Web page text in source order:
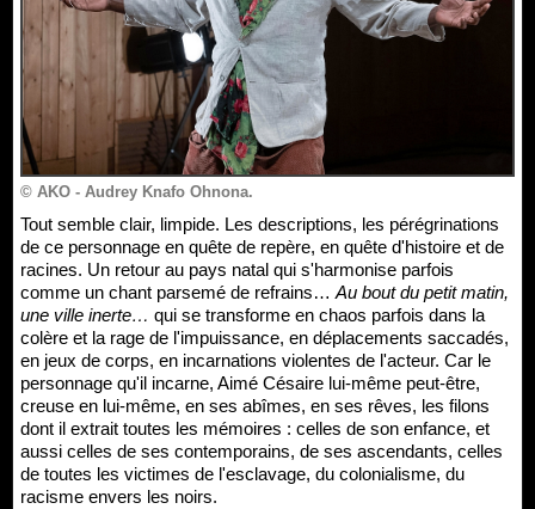
© AKO - Audrey Knafo Ohnona.
Tout semble clair, limpide. Les descriptions, les pérégrinations
de ce personnage en quête de repère, en quête d'histoire et de
racines. Un retour au pays natal qui s'harmonise parfois
comme un chant parsemé de refrains… Au bout du petit matin,
une ville inerte… qui se transforme en chaos parfois dans la
colère et la rage de l'impuissance, en déplacements saccadés,
en jeux de corps, en incarnations violentes de l'acteur. Car le
personnage qu'il incarne, Aimé Césaire lui-même peut-être,
creuse en lui-même, en ses abîmes, en ses rêves, les filons
dont il extrait toutes les mémoires : celles de son enfance, et
aussi celles de ses contemporains, de ses ascendants, celles
de toutes les victimes de l'esclavage, du colonialisme, du
racisme envers les noirs.